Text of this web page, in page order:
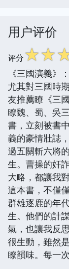
用户评价
评分☆☆
《三國演義》
尤其對三國時
友推薦瞭《三
瞭魏、蜀、吳
書，立刻被書
義的豪情壯誌
過五關斬六將
生。曹操的奸
大略，都讓我
這本書，不僅
群雄逐鹿的年
生。他們的計
氣，也讓我反
很生動，雖然
瞭韻味。每一